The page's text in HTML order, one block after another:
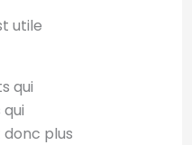
utile
qui
donc plus